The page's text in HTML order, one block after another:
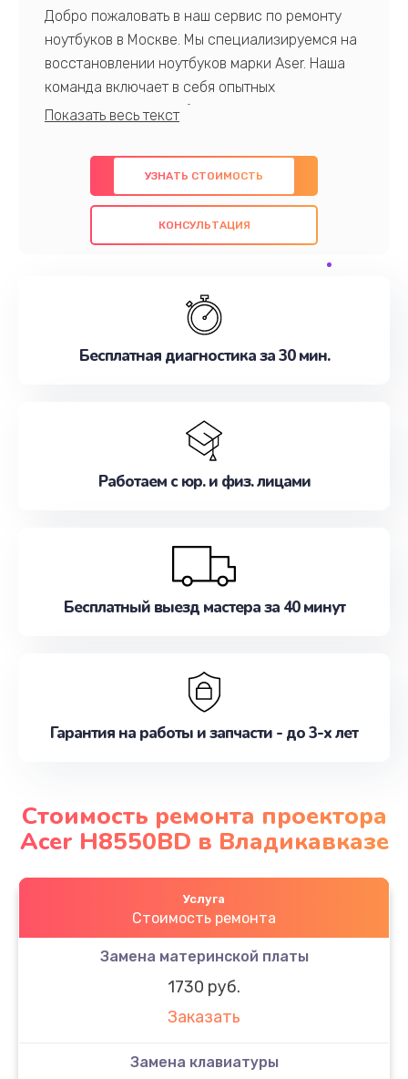
Добро пожаловать в наш сервис по ремонту
ноутбуков в Москве. Мы специализируемся на
восстановлении ноутбуков марки Aser. Наша
команда включает в себя опытных
профессионалов с обширными знаниями и
предлагаем быстрый и качественный ремонт с
использованием оригинальных компонентов, а
также гарантируем качество всех
проведенных работ. Наша цель - предоставить
наилучшим образом. Не медлите записаться на
УЗНАТЬ СТОИМОСТЬ
КОНСУЛЬТАЦИЯ
Бесплатная диагностика за 30 мин.
Работаем с юр. и физ. лицами
Бесплатный выезд мастера за 40 минут
Гарантия на работы и запчасти - до 3-х лет
Стоимость ремонта проектора
Acer H8550BD в Владикавказе
Услуга
Стоимость ремонта
Замена материнской платы
1730 руб.
Заказать
Замена клавиатуры